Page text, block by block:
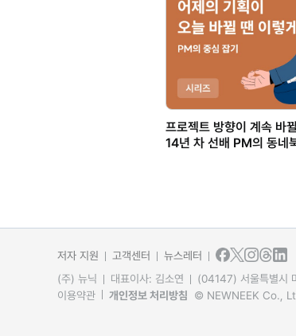
프로젝트 방향이 계속 바
14년 차 선배 PM의 동네
저자 지원 고객센터
뉴스레터
(주) 뉴닉
대표이사: 김소연 (04147) 서울특별시
이용약관
개인정보 처리방침 © NEWNEEK Co.,